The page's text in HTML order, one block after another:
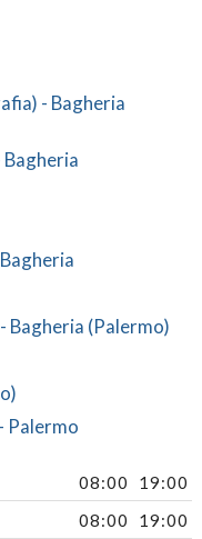
- Bagheria
Bagheria (Palermo)
Palermo
08:00 19:00
08:00 19:00